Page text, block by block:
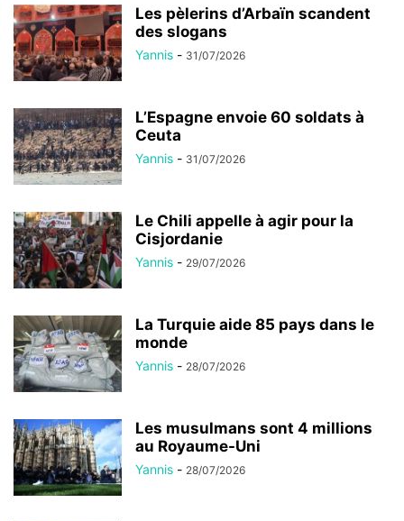
Les pèlerins d’Arbaïn scandent
des slogans
Yannis - 31/07/2026
L’Espagne envoie 60 soldats à
Ceuta
Yannis - 31/07/2026
Le Chili appelle à agir pour la
Cisjordanie
Yannis - 29/07/2026
La Turquie aide 85 pays dans le
monde
Yannis - 28/07/2026
Les musulmans sont 4 millions
au Royaume-Uni
Yannis - 28/07/2026